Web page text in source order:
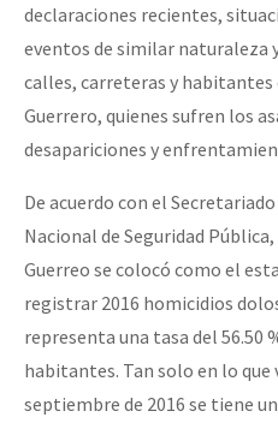
declaraciones recientes,
eventos de similar naturaleza
calles, carreteras y habitantes
Guerrero, quienes sufren los
desapariciones y
De acuerdo con el
Nacional de Seguridad
Guerreo se colocó como el
registrar 2016 homicidios
representa una tasa del 56.50
habitantes. Tan solo en lo que
septiembre de 2016 se tiene